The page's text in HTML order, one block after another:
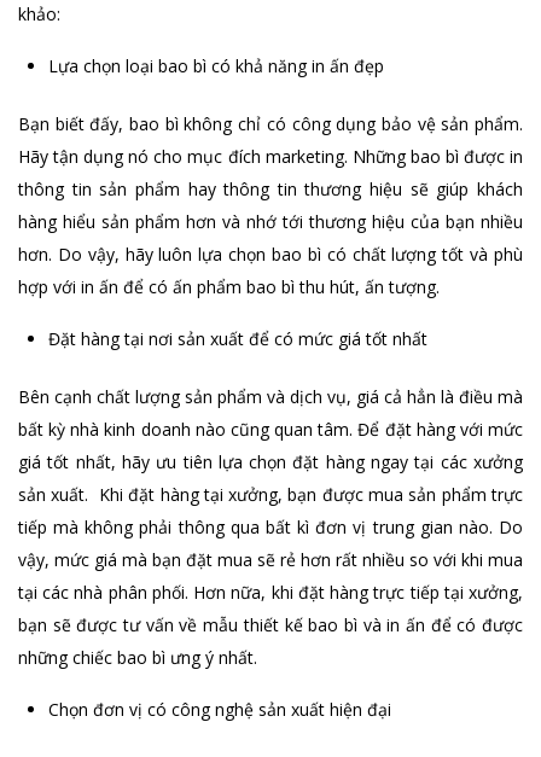
khảo:
Lựa chọn loại bao bì có khả năng in ấn đẹp
Bạn biết đấy, bao bì không chỉ có công dụng bảo vệ sản phẩm.
Hãy tận dụng nó cho mục đích marketing. Những bao bì được in
thông tin sản phẩm hay thông tin thương hiệu sẽ giúp khách
hàng hiểu sản phẩm hơn và nhớ tới thương hiệu của bạn nhiều
hơn. Do vậy, hãy luôn lựa chọn bao bì có chất lượng tốt và phù
hợp với in ấn để có ấn phẩm bao bì thu hút, ấn tượng.
Đặt hàng tại nơi sản xuất để có mức giá tốt nhất
Bên cạnh chất lượng sản phẩm và dịch vụ, giá cả hẳn là điều mà
bất kỳ nhà kinh doanh nào cũng quan tâm. Để đặt hàng với mức
giá tốt nhất, hãy ưu tiên lựa chọn đặt hàng ngay tại các xưởng
sản xuất. Khi đặt hàng tại xưởng, bạn được mua sản phẩm trực
tiếp mà không phải thông qua bất kì đơn vị trung gian nào. Do
vậy, mức giá mà bạn đặt mua sẽ rẻ hơn rất nhiều so với khi mua
tại các nhà phân phối. Hơn nữa, khi đặt hàng trực tiếp tại xưởng,
bạn sẽ được tư vấn về mẫu thiết kế bao bì và in ấn để có được
những chiếc bao bì ưng ý nhất.
Chọn đơn vị có công nghệ sản xuất hiện đại